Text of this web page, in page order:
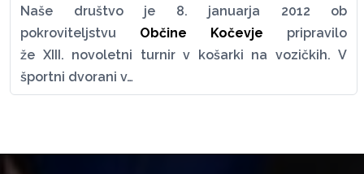
Naše društvo je 8. januarja 2012 ob
pokroviteljstvu Občine Kočevje pripravilo
že XIII. novoletni turnir v košarki na vozičkih. V
športni dvorani v…